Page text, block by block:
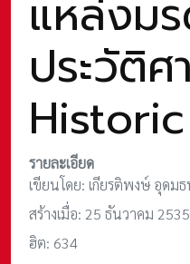
แหล่งม
ประวัติ
รายละเอียด
เขียนโดย: เกียรติพงษ์ อุดมธ
สร้างเมื่อ: 25 ธันวาคม 2535
ฮิต: 634